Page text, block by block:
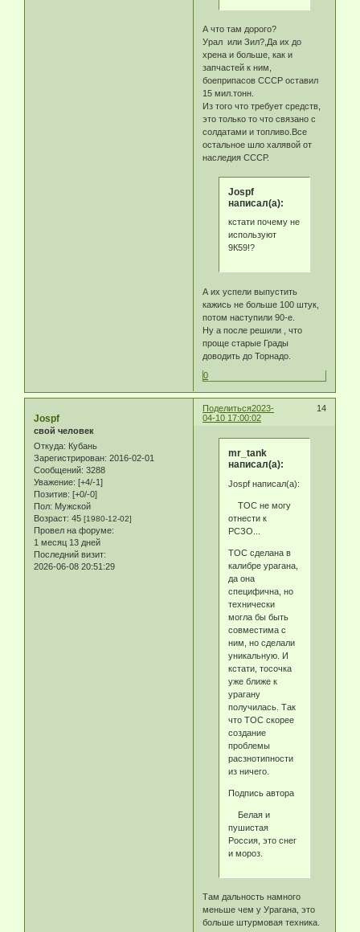
А что там дорого?
Урал или Зил?,Да их до
хрена и больше, как и
запчастей к ним,
боеприпасов СССР оставил
15 мил.тонн.
Из того что требует средств,
это только то что связано с
солдатами и топливо.Все
остальное шло халявой от
наследия СССР.
Jospf
написал(а):
кстати почему не
используют
9К59!?
А их успели выпустить
кажись не больше 100 штук,
потом наступили 90-е.
Ну а после решили , что
проще старые Грады
доводить до Торнадо.
0
Поделиться 14
2023-
04-10 17:00:02
Jospf
свой человек
Откуда: Кубань
Зарегистрирован: 2016-02-01
Сообщений: 3288
Уважение: [+4/-1]
Позитив: [+0/-0]
Пол: Мужской
Возраст: 45 [1980-12-02]
Провел на форуме:
1 месяц 13 дней
Последний визит:
2026-06-08 20:51:29
mr_tank
написал(а):
Jospf написал(а):
ТОС не могу
отнести к
РСЗО...
ТОС сделана в
калибре урагана,
да она
специфична, но
технически
могла бы быть
совместима с
ним, но сделали
уникальную. И
кстати, тосочка
уже ближе к
урагану
получилась. Так
что ТОС скорее
создание
проблемы
расзнотипности
из ничего.
Подпись автора
Белая и
пушистая
Россия, это снег
и мороз.
Там дальность намного
меньше чем у Урагана, это
больше штурмовая техника.